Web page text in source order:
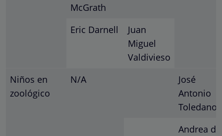
McGrath
Eric Darnell
Juan
Miguel
Valdivieso
Niños en
zoológico
N/A
José
Antonio
Toledano
Andrea de